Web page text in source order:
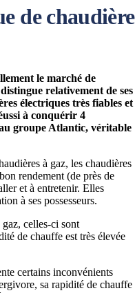
de chaudière
le marché de
relativement de ses
électriques très fiables et
à conquérir 4
groupe Atlantic, véritable
à gaz, les chaudières
rendement (de près de
et à entretenir. Elles
à ses possesseurs.
celles-ci sont
de chauffe est très élevée
certains inconvénients
sa rapidité de chauffe